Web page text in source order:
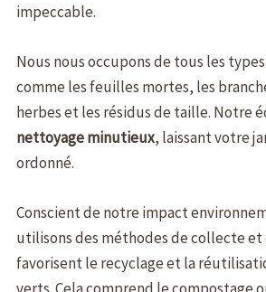
impeccable.
Nous nous occupons de tous les
comme les feuilles mortes, les
herbes et les résidus de taille. Notre
nettoyage minutieux, laissant votre
ordonné.
Conscient de notre impact
utilisons des méthodes de collecte et
favorisent le recyclage et la